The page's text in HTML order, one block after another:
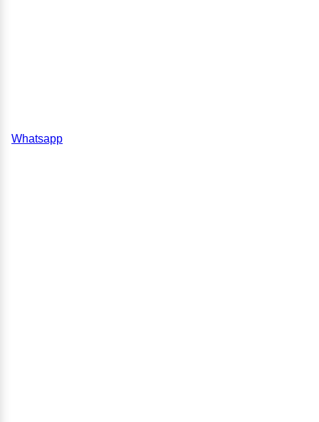
Whatsapp